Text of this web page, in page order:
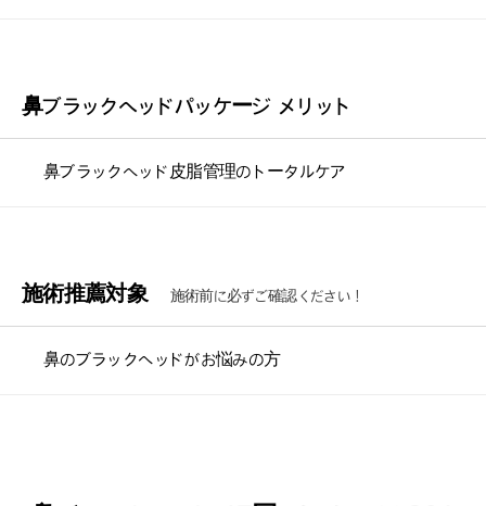
鼻ブラックヘッドパッケージ メリット
鼻ブラックヘッド皮脂管理のトータルケア
施術推薦対象 施術前に必ずご確認ください！
鼻のブラックヘッドがお悩みの方